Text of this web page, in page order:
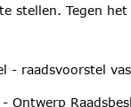
stellen. Tegen
- raadsvoorstel
Ontwerp